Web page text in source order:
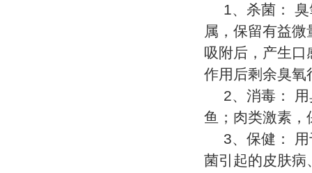
1、杀菌：
属，保留有益
吸附后，产生
作用后剩余臭氧
2、消毒：
鱼；肉类激素，
3、保健：
菌引起的皮肤病